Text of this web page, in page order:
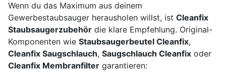
Wenn du das Maximum aus deinem
Gewerbestaubsauger herausholen willst, ist Cleanfix
Staubsaugerzubehör die klare Empfehlung. Original-
Komponenten wie Staubsaugerbeutel Cleanfix,
Cleanfix Saugschlauch, Saugschlauch Cleanfix oder
Cleanfix Membranfilter garantieren: